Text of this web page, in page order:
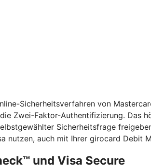
Sicherheitsverfahren von
Zwei-Faktor-Authentifizierung. Das
Sicherheitsfrage
nutzen, auch mit Ihrer girocard Debit
und Visa Secure